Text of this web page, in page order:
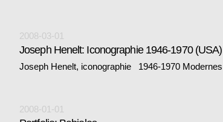
2008-03-01
Joseph Henelt: Iconographie 1946-1970 (USA)
Joseph Henelt, iconographie 1946-1970
2008-01-01